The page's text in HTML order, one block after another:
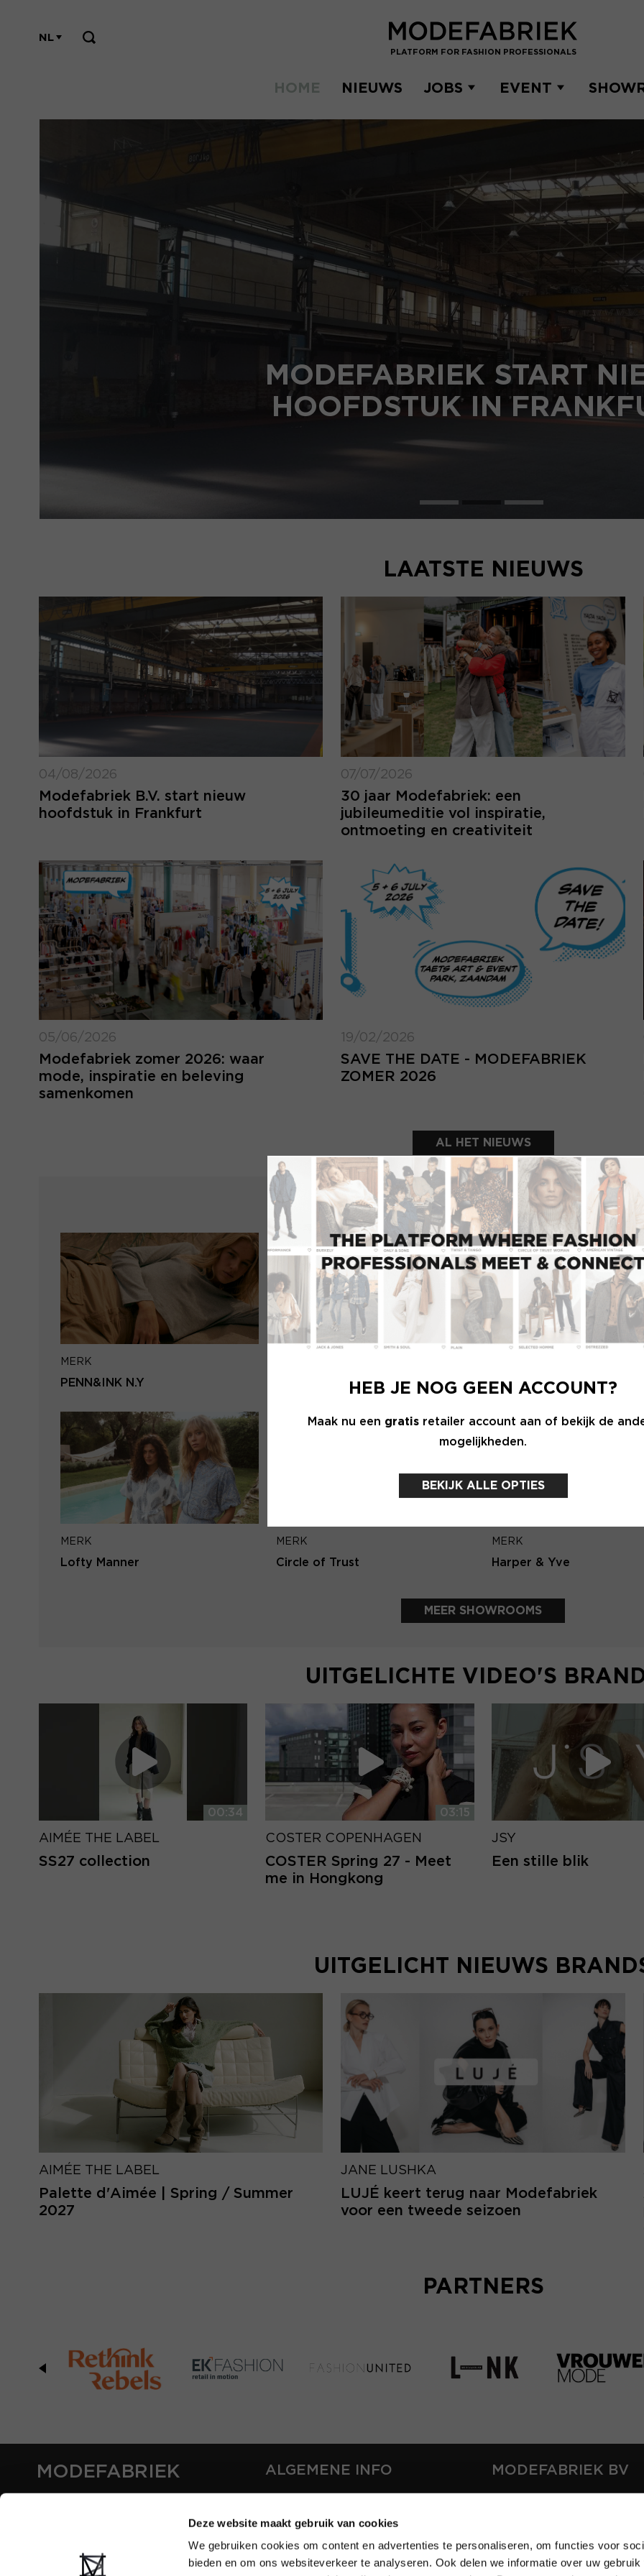
Deze website maakt gebruik van cookies
We gebruiken cookies om content en advertenties te personaliseren, om functies voor
bieden en om ons websiteverkeer te analyseren. Ook delen we informatie over uw
INLOGGEN
E-mailadres
Wachtwoord E-
MAAK JE ACCOUNT NU AAN
PLATFORM FOR FASHION PROFESSIONALS
NL
HOME NIEUWS JOBS EVENT
HEB JE NOG GEEN ACCOUNT?
Maak nu een gratisretailer account aan of bekijk de
mogelijkheden.
BEKIJK ALLE OPTIES
MODEFABRIEK START
HOOFDSTUK IN
LAATSTE NIEUWS
04/08/2026
Modefabriek B.V. start nieuw
hoofdstuk in Frankfurt
07/07/2026
30 jaar Modefabriek: een
jubileumeditie vol inspiratie,
ontmoeting en creativiteit
05/06/2026
Modefabriek zomer 2026: waar
mode, inspiratie en beleving
samenkomen
19/02/2026
SAVE THE DATE - MODEFABRIEK
ZOMER 2026
AL HET NIEUWS
UITGELICHTE SHOWROOMS
MERK
PENN&INK N.Y Second female Knit-ted
MERK
Lofty Manner
MERK
Circle of Trust
MERK
Harper & Yve
MEER SHOWROOMS
UITGELICHTE VIDEO'S
00:34
AIMÉE THE LABEL
SS27 collection
03:15
COSTER COPENHAGEN
COSTER Spring 27 - Meet
me in Hongkong
JSY
Een stille blik
UITGELICHT NIEUWS
AIMÉE THE LABEL
Palette d'Aimée | Spring / Summer
2027
JANE LUSHKA
LUJÉ keert terug naar Modefabriek
voor een tweede seizoen
PARTNERS
MODEFABRIEK ALGEMENE INFO
CONTACT
PARTNERS
ADVERTEREN
MODEFABRIEK BV
SHIFT